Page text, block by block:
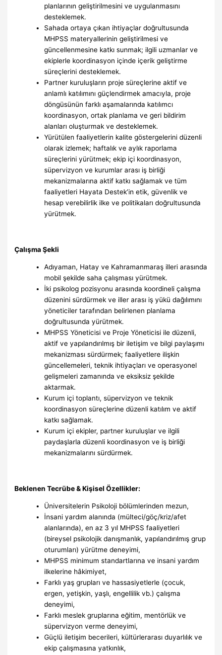
planlarının geliştirilmesini ve uygulanmasını
desteklemek.
Sahada ortaya çıkan ihtiyaçlar doğrultusunda
MHPSS materyallerinin geliştirilmesi ve
güncellenmesine katkı sunmak; ilgili uzmanlar ve
ekiplerle koordinasyon içinde içerik geliştirme
süreçlerini desteklemek.
Partner kuruluşların proje süreçlerine aktif ve
anlamlı katılımını güçlendirmek amacıyla, proje
döngüsünün farklı aşamalarında katılımcı
koordinasyon, ortak planlama ve geri bildirim
alanları oluşturmak ve desteklemek.
Yürütülen faaliyetlerin kalite göstergelerini düzenli
olarak izlemek; haftalık ve aylık raporlama
süreçlerini yürütmek; ekip içi koordinasyon,
süpervizyon ve kurumlar arası iş birliği
mekanizmalarına aktif katkı sağlamak ve tüm
faaliyetleri Hayata Destek’in etik, güvenlik ve
hesap verebilirlik ilke ve politikaları doğrultusunda
yürütmek.
Çalışma Şekli
Adıyaman, Hatay ve Kahramanmaraş illeri arasında
mobil şekilde saha çalışması yürütmek.
İki psikolog pozisyonu arasında koordineli çalışma
düzenini sürdürmek ve iller arası iş yükü dağılımını
yöneticiler tarafından belirlenen planlama
doğrultusunda yürütmek.
MHPSS Yöneticisi ve Proje Yöneticisi ile düzenli,
aktif ve yapılandırılmış bir iletişim ve bilgi paylaşımı
mekanizması sürdürmek; faaliyetlere ilişkin
güncellemeleri, teknik ihtiyaçları ve operasyonel
gelişmeleri zamanında ve eksiksiz şekilde
aktarmak.
Kurum içi toplantı, süpervizyon ve teknik
koordinasyon süreçlerine düzenli katılım ve aktif
katkı sağlamak.
Kurum içi ekipler, partner kuruluşlar ve ilgili
paydaşlarla düzenli koordinasyon ve iş birliği
mekanizmalarını sürdürmek.
Beklenen Tecrübe & Kişisel Özellikler:
Üniversitelerin Psikoloji bölümlerinden mezun,
İnsani yardım alanında (mülteci/göç/kriz/afet
alanlarında), en az 3 yıl MHPSS faaliyetleri
(bireysel psikolojik danışmanlık, yapılandırılmış grup
oturumları) yürütme deneyimi,
MHPSS minimum standartlarına ve insani yardım
ilkelerine hâkimiyet,
Farklı yaş grupları ve hassasiyetlerle (çocuk,
ergen, yetişkin, yaşlı, engellilik vb.) çalışma
deneyimi,
Farklı meslek gruplarına eğitim, mentörlük ve
süpervizyon verme deneyimi,
Güçlü iletişim becerileri, kültürlerarası duyarlılık ve
ekip çalışmasına yatkınlık,